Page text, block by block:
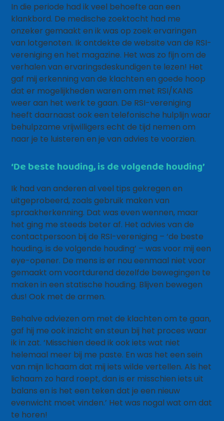
In die periode had ik veel behoefte aan een
klankbord. De medische zoektocht had me
onzeker gemaakt en ik was op zoek ervaringen
van lotgenoten. Ik ontdekte de website van de RSI-
vereniging en het magazine. Het was zo fijn om de
verhalen van ervaringsdeskundigen te lezen! Het
gaf mij erkenning van de klachten en goede hoop
dat er mogelijkheden waren om met RSI/KANS
weer aan het werk te gaan. De RSI-vereniging
heeft daarnaast ook een telefonische hulplijn waar
behulpzame vrijwilligers echt de tijd nemen om
naar je te luisteren en je van advies te voorzien.
‘De beste houding, is de volgende houding’
Ik had van anderen al veel tips gekregen en
uitgeprobeerd, zoals gebruik maken van
spraakherkenning. Dat was even wennen, maar
het ging me steeds beter af. Het advies van de
contactpersoon bij de RSI-vereniging – ‘de beste
houding, is de volgende houding’ – was voor mij een
eye-opener. De mens is er nou eenmaal niet voor
gemaakt om voortdurend dezelfde bewegingen te
maken in een statische houding. Blijven bewegen
dus! Ook met de armen.
Behalve adviezen om met de klachten om te gaan,
gaf hij me ook inzicht en steun bij het proces waar
ik in zat. ‘Misschien deed ik ook iets wat niet
helemaal meer bij me paste. En was het een sein
van mijn lichaam dat mij iets wilde vertellen. Als het
lichaam zo hard roept, dan is er misschien iets uit
balans en is het een teken dat je een nieuw
evenwicht moet vinden.’ Het was nogal wat om dat
te horen!